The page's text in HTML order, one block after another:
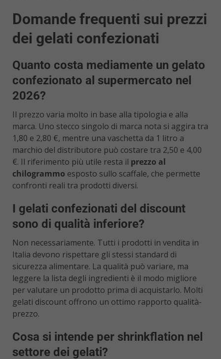
Domande frequenti sui prezzi
dei gelati confezionati
Quanto costa mediamente un gelato
confezionato al supermercato nel
2026?
Il prezzo varia molto in base alla tipologia e alla
marca. Uno stecco singolo di marca nota si aggira tra
1,80 e 2,80 €, mentre una vaschetta da 1 litro a
marchio del distributore può costare tra 2,50 e 4,00
€. Il riferimento più utile resta il prezzo al
chilogrammo esposto sullo scaffale, che permette
confronti reali tra prodotti diversi.
I gelati confezionati del discount
sono di qualità inferiore?
Non necessariamente. Tutti i prodotti in vendita in
Italia devono rispettare gli stessi standard di
sicurezza alimentare. La qualità può variare, ma
leggere la lista degli ingredienti è il modo migliore
per valutare un prodotto prima di acquistarlo. Molti
gelati discount offrono un ottimo rapporto qualità-
prezzo.
Cosa si intende per shrinkflation nel
settore dei gelati?